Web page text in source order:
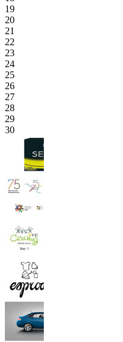
19
20
21
22
23
24
25
26
27
28
29
30